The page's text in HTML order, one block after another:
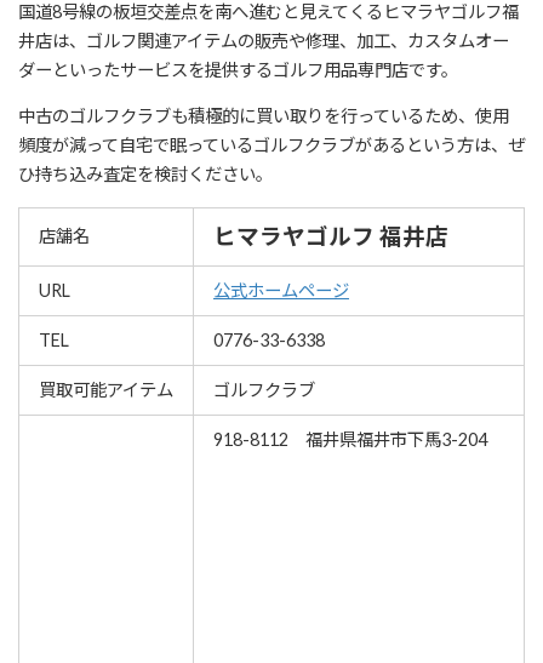
国道8号線の板垣交差点を南へ進むと見えてくるヒマラヤゴルフ福
井店は、ゴルフ関連アイテムの販売や修理、加工、カスタムオー
ダーといったサービスを提供するゴルフ用品専門店です。
中古のゴルフクラブも積極的に買い取りを行っているため、使用
頻度が減って自宅で眠っているゴルフクラブがあるという方は、ぜ
ひ持ち込み査定を検討ください。
店舗名 ヒマラヤゴルフ 福井店
URL 公式ホームページ
TEL 0776-33-6338
買取可能アイテム ゴルフクラブ
918-8112 福井県福井市下馬3-204